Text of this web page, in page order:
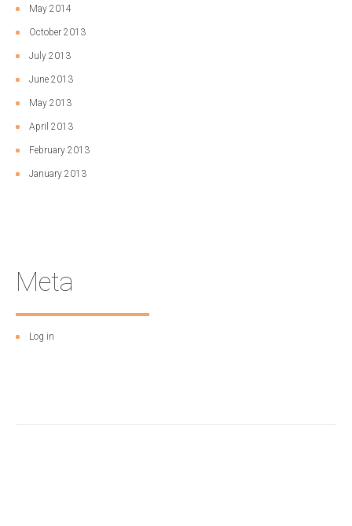
May 2014
October 2013
July 2013
June 2013
May 2013
April 2013
February 2013
January 2013
Meta
Log in